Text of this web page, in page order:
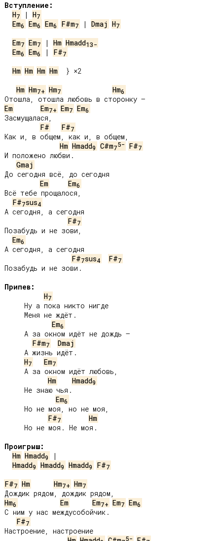
Вступление:
H7 | H7
Em6 Em6 Em6 F#m7 | Dmaj H7
Em7 Em7 | Hm Hmadd13-
Em6 Em6 | F#7
Hm Hm Hm Hm
  } ×2
Hm Hm7+ Hm7 Hm6
Em
Em7+ Em7 Em6
Засмущалася,
F#
F#7
Как и, в общем, как и, в общем,
Hm Hmadd9 C#m75- F#7
И положено любви.
Gmaj
До сегодня всё, до сегодня
Em
Em6
Всё тебе прощалося,
F#7sus4
А сегодня, а сегодня
F#7
Позабудь и не зови,
Em6
А сегодня, а сегодня
F#7sus4 F#7
Позабудь и не зови.
Припев:
H7
Em6
F#m7
Dmaj
H7 Em7
Hm
Hmadd9
Em6
F#7
Hm
Проигрыш:
Hm Hmadd9
Hmadd9 Hmadd9 Hmadd9 F#7
F#7 Hm Hm7+ Hm7
Hm6 Em Em7+ Em7 Em6
С ним у нас междусобойчик.
F#7
Настроение, настроение
5-